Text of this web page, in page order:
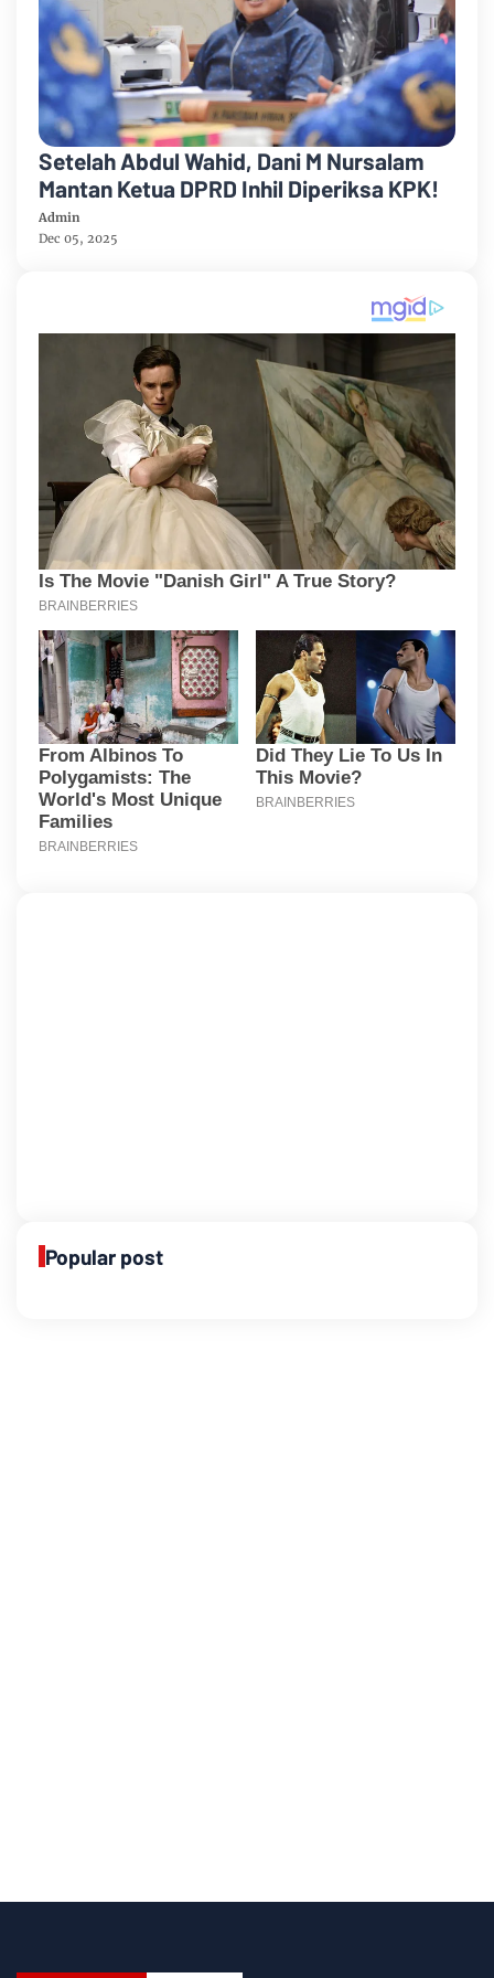
Setelah Abdul Wahid, Dani M Nursalam
Mantan Ketua DPRD Inhil Diperiksa KPK!
Admin
Dec 05, 2025
Popular post